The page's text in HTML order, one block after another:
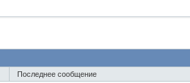
Последнее сообщение